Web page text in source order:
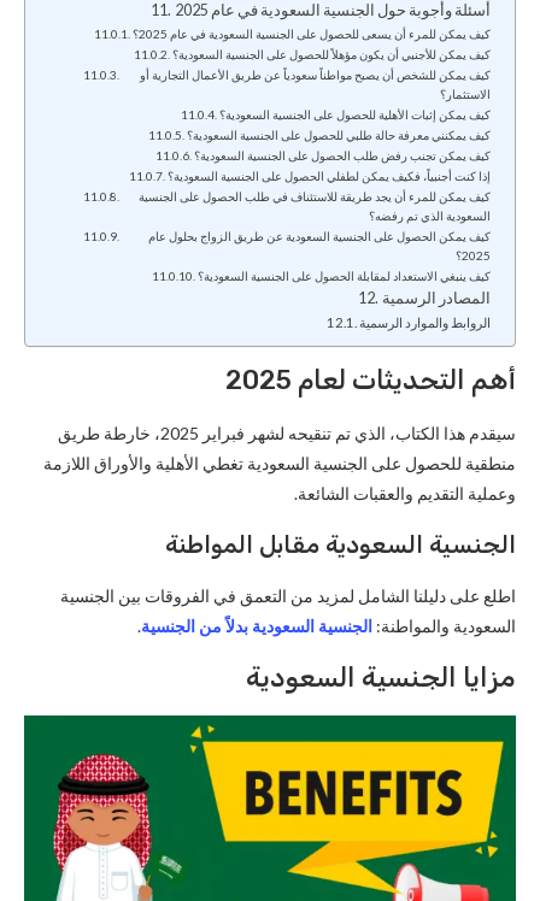
أسئلة وأجوبة حول الجنسية السعودية في عام 2025
كيف يمكن للمرء أن يسعى للحصول على الجنسية السعودية في عام 2025؟
كيف يمكن للأجنبي أن يكون مؤهلاً للحصول على الجنسية السعودية؟
كيف يمكن للشخص أن يصبح مواطناً سعودياً عن طريق الأعمال التجارية أو
الاستثمار؟
كيف يمكن إثبات الأهلية للحصول على الجنسية السعودية؟
كيف يمكنني معرفة حالة طلبي للحصول على الجنسية السعودية؟
كيف يمكن تجنب رفض طلب الحصول على الجنسية السعودية؟
إذا كنت أجنبياً، فكيف يمكن لطفلي الحصول على الجنسية السعودية؟
كيف يمكن للمرء أن يجد طريقة للاستئناف في طلب الحصول على الجنسية
السعودية الذي تم رفضه؟
كيف يمكن الحصول على الجنسية السعودية عن طريق الزواج بحلول عام
2025؟
كيف ينبغي الاستعداد لمقابلة الحصول على الجنسية السعودية؟
المصادر الرسمية
الروابط والموارد الرسمية
أهم التحديثات لعام 2025
سيقدم هذا الكتاب، الذي تم تنقيحه لشهر فبراير 2025، خارطة طريق
منطقية للحصول على الجنسية السعودية تغطي الأهلية والأوراق اللازمة
وعملية التقديم والعقبات الشائعة.
الجنسية السعودية مقابل المواطنة
اطلع على دليلنا الشامل لمزيد من التعمق في الفروقات بين الجنسية
السعودية والمواطنة: الجنسية السعودية بدلاً من الجنسية.
مزايا الجنسية السعودية